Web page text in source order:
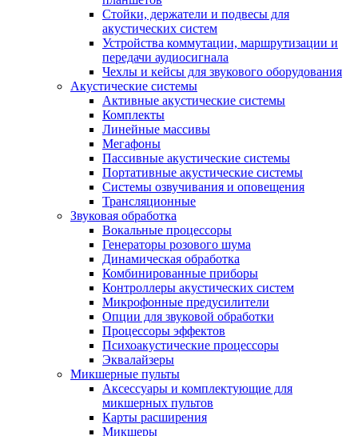
Стойки, держатели и подвесы для
акустических систем
Устройства коммутации, маршрутизации и
передачи аудиосигнала
Чехлы и кейсы для звукового оборудования
Акустические системы
Активные акустические системы
Комплекты
Линейные массивы
Мегафоны
Пассивные акустические системы
Портативные акустические системы
Системы озвучивания и оповещения
Трансляционные
Звуковая обработка
Вокальные процессоры
Генераторы розового шума
Динамическая обработка
Комбинированные приборы
Контроллеры акустических систем
Микрофонные предусилители
Опции для звуковой обработки
Процессоры эффектов
Психоакустические процессоры
Эквалайзеры
Микшерные пульты
Аксессуары и комплектующие для
микшерных пультов
Карты расширения
Микшеры